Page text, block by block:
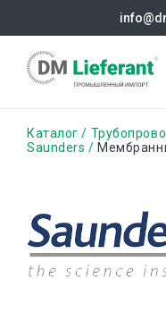
Строка
Каталог
Saunders